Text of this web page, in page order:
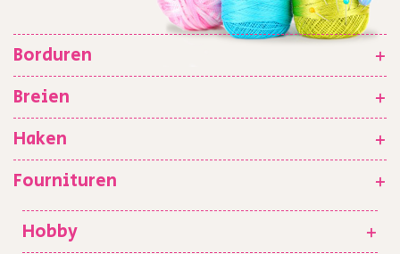
Borduren
+
Breien
+
Haken
+
Fournituren
+
Hobby
+